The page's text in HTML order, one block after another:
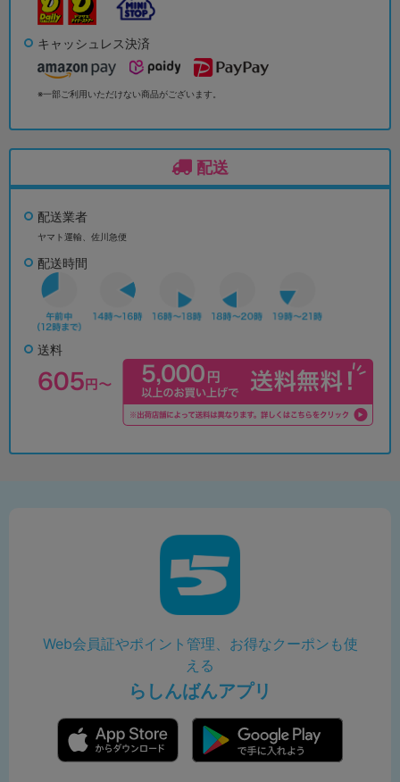
キャッシュレス決済
※一部ご利用いただけない商品がございます。
配送
配送業者
ヤマト運輸、佐川急便
配送時間
送料
Web会員証やポイント管理、お得なクーポンも使
える
らしんばんアプリ